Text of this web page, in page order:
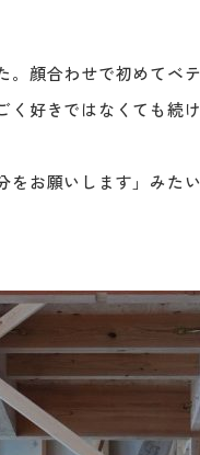
顔合わせで初めてベ
好きではなくても続
お願いします」みた